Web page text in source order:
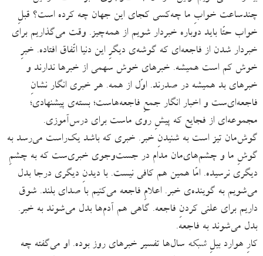
چندساعت خوابِ ما چه‌کسی کجای این جهان چه‌ کرده ا‌ست؟ قبلِ
خواب حتّا باید دوباره خبردار شویم از همه‌چیز. وقت می‌گذاریم برای
خبردار شدن از فاجعه‌ای که گوشه‌ی دیگرِ این دنیا اتّفاق افتاده. خبرِ
خوش کم است همیشه. خبرهای خوش سهمی از خبرها ندارند و
خبرهای بد همیشه در صدرند. اوّل از همه. هر خبری انگار نشانِ
فاجعه‌ای‌ست و اخبار انگار جمعِ فاجعه‌هاست؛ بسته‌ی پیشنهادی؛
مجموعه‌ای از فجایع که پیشِ روی ماست برای درس‌آموزی.
گوش‌مان تیز است به شنیدنِ خبر. خبری که باشد یک‌راست می‌رسد به
گوشِ ما و چشم‌های‌مان مدام در جست‌وجوی خبری‌ست که به چشمِ
دیگری نرسیده. امّا همین هم کافی نیست. با دیدنِ دیگری درجا بدل
می‌شویم به گوینده‌ی خبر. اعلامِ فاجعه می‌کنیم با صدای بلند. شوق
داریم برای علنی‌ کردنِ فاجعه. گاهی هم آدم‌ها بدل می‌شوند به خبر.
بدل می‌شوند به فاجعه.
کارِ هوارد بیلِشبکه سال‌ها تفسیر خبرهای روز بوده. او می‌گفته چه